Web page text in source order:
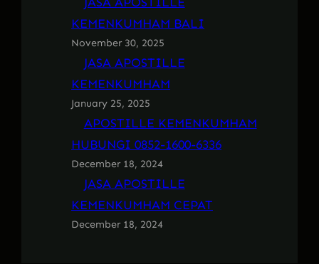
KEMENKUMHAM BALI
November 30, 2025
JASA APOSTILLE
KEMENKUMHAM
January 25, 2025
APOSTILLE KEMENKUMHAM
HUBUNGI 0852-1600-6336
December 18, 2024
JASA APOSTILLE
KEMENKUMHAM CEPAT
December 18, 2024